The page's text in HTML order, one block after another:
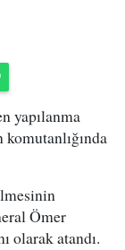
yapılanma
Ömer
olarak atandı.